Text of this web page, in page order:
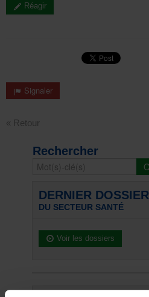
Réagir
Signaler
« Retour
Rechercher
DERNIER DOSSIER
DU SECTEUR SANTÉ
Voir les dossiers